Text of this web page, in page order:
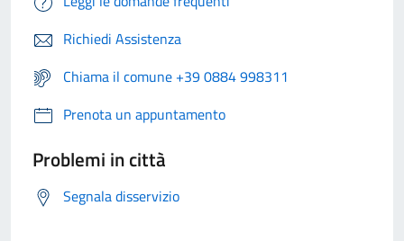
Richiedi Assistenza
Chiama il comune +39 0884 998311
Prenota un appuntamento
Problemi in città
Segnala disservizio